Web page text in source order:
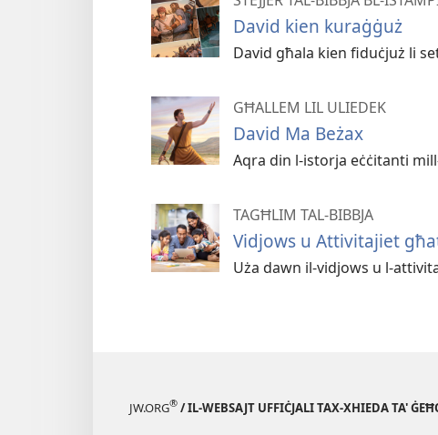
David kien kuraġġuż
David għala kien fiduċjuż li
GĦALLEM LIL ULIEDEK
David Ma Beżax
Aqra din l-istorja eċċitanti
TAGĦLIM TAL-BIBBJA
Vidjows u Attivitajiet
Uża dawn il-vidjows u l-
JW.ORG® / IL-WEBSAJT UFFIĊJALI TAX-XHIEDA TA'